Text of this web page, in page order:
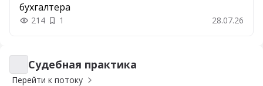
бухгалтера
214 1 28.07.26
Судебная практика
Судебная практика
Перейти к потоку